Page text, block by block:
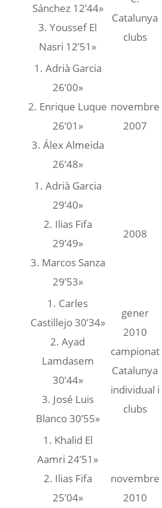
Sánchez 12’44»
3. Youssef El
Nasri 12’51»
Catalunya
clubs
1. Adrià Garcia
26’00»
2. Enrique Luque
26’01»
3. Álex Almeida
26’48»
novembre
2007
1. Adrià Garcia
29’40»
2. Ilias Fifa
29’49»
3. Marcos Sanza
29’53»
2008
1. Carles
Castillejo 30’34»
2. Ayad
Lamdasem
30’44»
3. José Luis
Blanco 30’55»
gener
2010
campionat
Catalunya
individual i
clubs
1. Khalid El
Aamri 24’51»
2. Ilias Fifa
25’04»
novembre
2010